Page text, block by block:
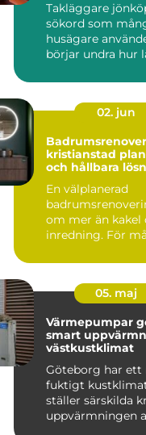
Takläggare
sökord som
husägare
börjar undra hur
02. jun
kristianstad planering, val
och hållbara
En välplanerad
om mer än kakel
inredning. För
05. maj
Värmepumpar
smart
västkustklimat
Göteborg har
fuktigt
ställer särskilda
uppvärmningen